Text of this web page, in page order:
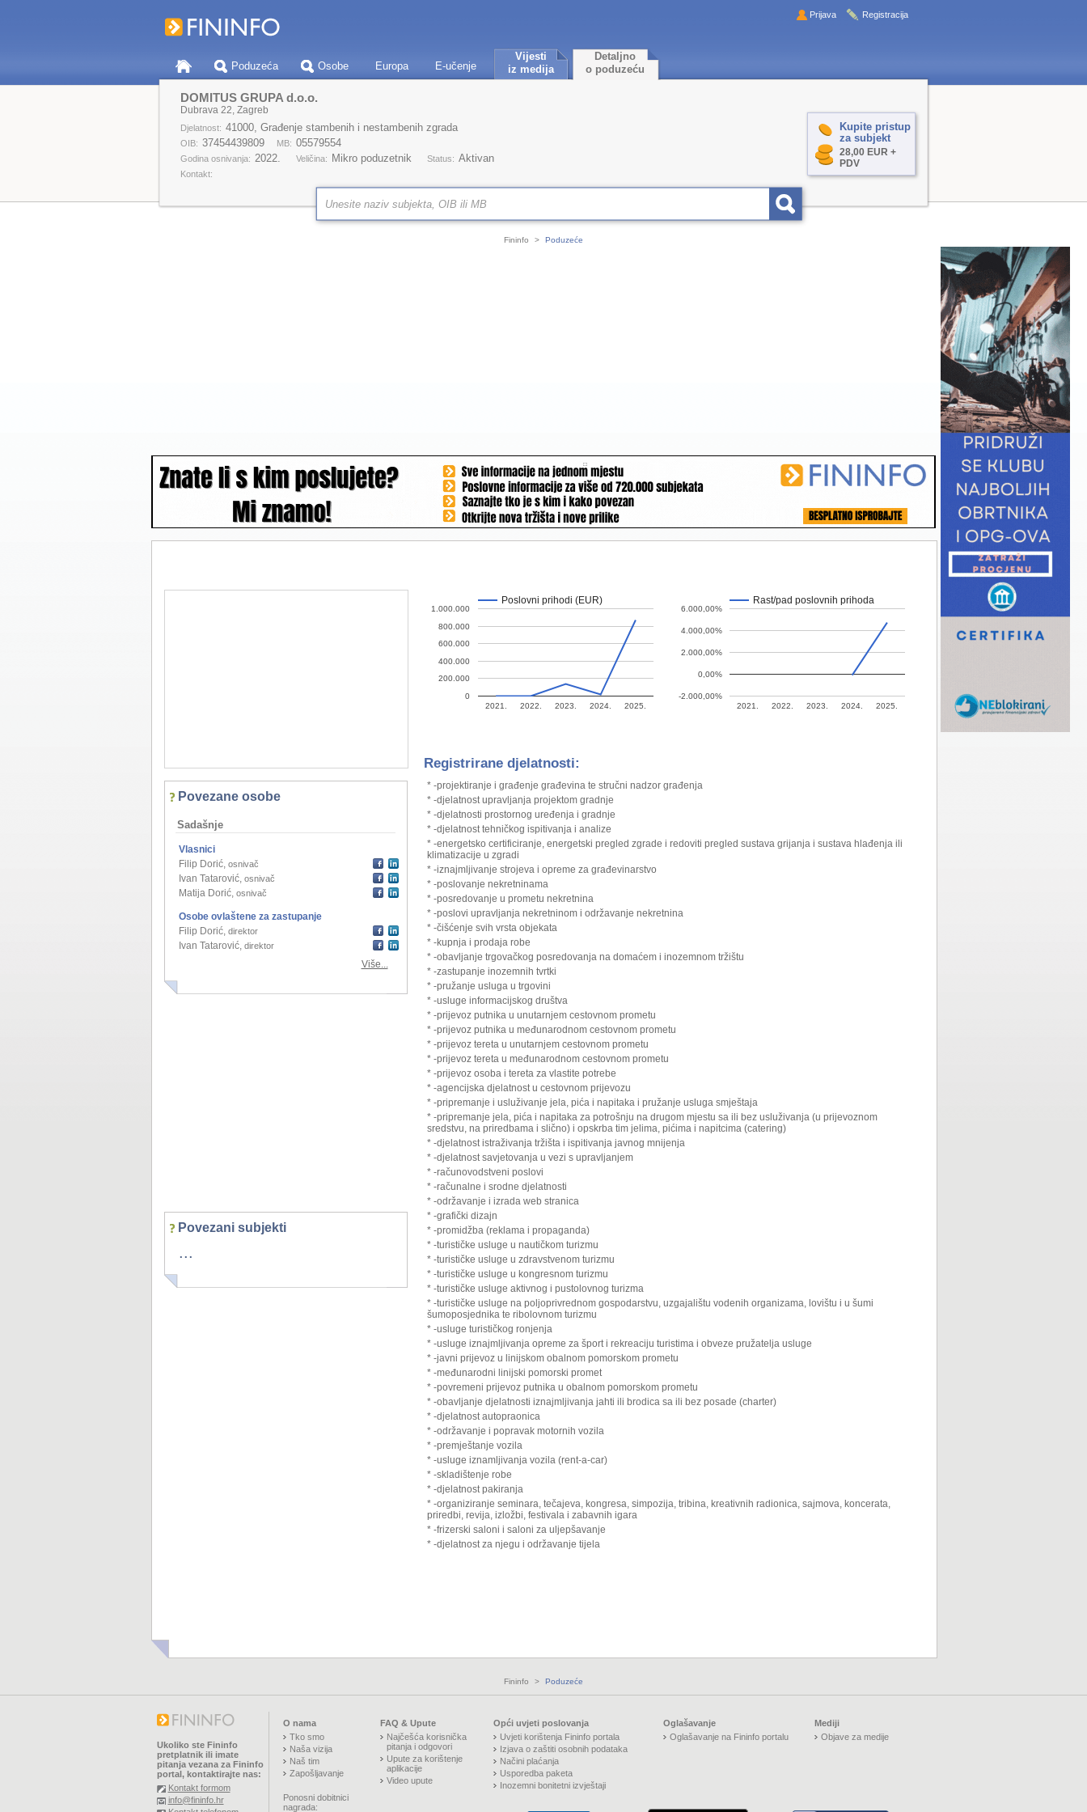
Poduzeća Osobe Europa E-učenje
Vijesti
iz medija
Detaljno
o poduzeću
Prijava Registracija
Kupite pristup
za subjekt
28,00 EUR +
PDV
DOMITUS GRUPA d.o.o.
Dubrava 22, Zagreb
Djelatnost: 41000, Građenje stambenih i nestambenih zgrada
OIB: 37454439809 MB: 05579554
Godina osnivanja: 2022. Veličina: Mikro poduzetnik Status: Aktivan
Kontakt:
Fininfo > Poduzeće
Povezane osobe
Sadašnje
Vlasnici
Filip Dorić, osnivač
Ivan Tatarović, osnivač
Matija Dorić, osnivač
Osobe ovlaštene za zastupanje
Filip Dorić, direktor
Ivan Tatarović, direktor
Više...
Povezani subjekti
...
Poslovni prihodi (EUR)
2021. 2022. 2023. 2024. 2025.
0
200.000
400.000
600.000
800.000
1.000.000
Rast/pad poslovnih prihoda
2021. 2022. 2023. 2024. 2025.
-2.000,00%
0,00%
2.000,00%
4.000,00%
6.000,00%
Registrirane djelatnosti:
* -projektiranje i građenje građevina te stručni nadzor građenja
* -djelatnost upravljanja projektom gradnje
* -djelatnosti prostornog uređenja i gradnje
* -djelatnost tehničkog ispitivanja i analize
* -energetsko certificiranje, energetski pregled zgrade i redoviti pregled sustava grijanja i sustava hlađenja ili
klimatizacije u zgradi
* -iznajmljivanje strojeva i opreme za građevinarstvo
* -poslovanje nekretninama
* -posredovanje u prometu nekretnina
* -poslovi upravljanja nekretninom i održavanje nekretnina
* -čišćenje svih vrsta objekata
* -kupnja i prodaja robe
* -obavljanje trgovačkog posredovanja na domaćem i inozemnom tržištu
* -zastupanje inozemnih tvrtki
* -pružanje usluga u trgovini
* -usluge informacijskog društva
* -prijevoz putnika u unutarnjem cestovnom prometu
* -prijevoz putnika u međunarodnom cestovnom prometu
* -prijevoz tereta u unutarnjem cestovnom prometu
* -prijevoz tereta u međunarodnom cestovnom prometu
* -prijevoz osoba i tereta za vlastite potrebe
* -agencijska djelatnost u cestovnom prijevozu
* -pripremanje i usluživanje jela, pića i napitaka i pružanje usluga smještaja
* -pripremanje jela, pića i napitaka za potrošnju na drugom mjestu sa ili bez usluživanja (u prijevoznom
sredstvu, na priredbama i slično) i opskrba tim jelima, pićima i napitcima (catering)
* -djelatnost istraživanja tržišta i ispitivanja javnog mnijenja
* -djelatnost savjetovanja u vezi s upravljanjem
* -računovodstveni poslovi
* -računalne i srodne djelatnosti
* -održavanje i izrada web stranica
* -grafički dizajn
* -promidžba (reklama i propaganda)
* -turističke usluge u nautičkom turizmu
* -turističke usluge u zdravstvenom turizmu
* -turističke usluge u kongresnom turizmu
* -turističke usluge aktivnog i pustolovnog turizma
* -turističke usluge na poljoprivrednom gospodarstvu, uzgajalištu vodenih organizama, lovištu i u šumi
šumoposjednika te ribolovnom turizmu
* -usluge turističkog ronjenja
* -usluge iznajmljivanja opreme za šport i rekreaciju turistima i obveze pružatelja usluge
* -javni prijevoz u linijskom obalnom pomorskom prometu
* -međunarodni linijski pomorski promet
* -povremeni prijevoz putnika u obalnom pomorskom prometu
* -obavljanje djelatnosti iznajmljivanja jahti ili brodica sa ili bez posade (charter)
* -djelatnost autopraonica
* -održavanje i popravak motornih vozila
* -premještanje vozila
* -usluge iznamljivanja vozila (rent-a-car)
* -skladištenje robe
* -djelatnost pakiranja
* -organiziranje seminara, tečajeva, kongresa, simpozija, tribina, kreativnih radionica, sajmova, koncerata,
priredbi, revija, izložbi, festivala i zabavnih igara
* -frizerski saloni i saloni za uljepšavanje
* -djelatnost za njegu i održavanje tijela
Fininfo > Poduzeće
Ukoliko ste Fininfo
pretplatnik ili imate
pitanja vezana za Fininfo
portal, kontaktirajte nas:
Kontakt formom
info@fininfo.hr
O nama
Tko smo
Naša vizija
Naš tim
Zapošljavanje
Ponosni dobitnici
nagrada:
FAQ & Upute
Najčešća korisnička
pitanja i odgovori
Upute za korištenje
aplikacije
Video upute
Opći uvjeti poslovanja
Uvjeti korištenja Fininfo portala
Izjava o zaštiti osobnih podataka
Načini plaćanja
Usporedba paketa
Inozemni bonitetni izvještaji
Oglašavanje
Oglašavanje na Fininfo portalu
Mediji
Objave za medije